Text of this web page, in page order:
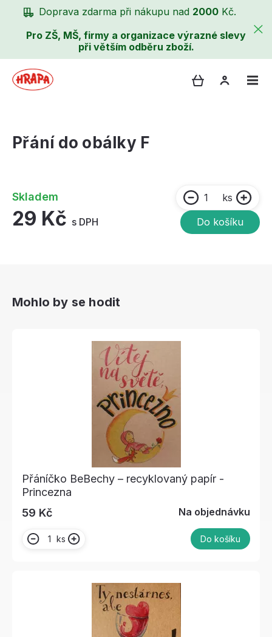
Doprava zdarma při nákupu nad 2000 Kč.
Pro ZŠ, MŠ, firmy a organizace výrazné slevy
při větším odběru zboží.
Přání do obálky F
Skladem
29 Kč s DPH
ks
Do košíku
Mohlo by se hodit
Přáníčko BeBechy – recyklovaný papír -
Princezna
59 Kč
Na objednávku
ks Do košíku